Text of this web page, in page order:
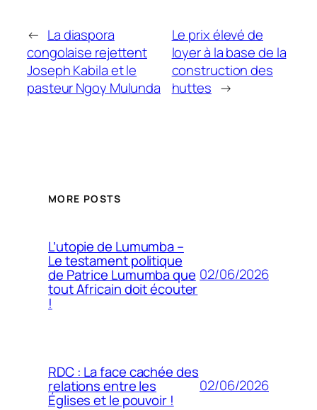
← La diaspora
congolaise rejettent
Joseph Kabila et le
pasteur Ngoy Mulunda
Le prix élevé de
loyer à la base de la
construction des
huttes →
MORE POSTS
L’utopie de Lumumba –
Le testament politique
de Patrice Lumumba que
tout Africain doit écouter
!
02/06/2026
RDC : La face cachée des
relations entre les
Églises et le pouvoir !
02/06/2026